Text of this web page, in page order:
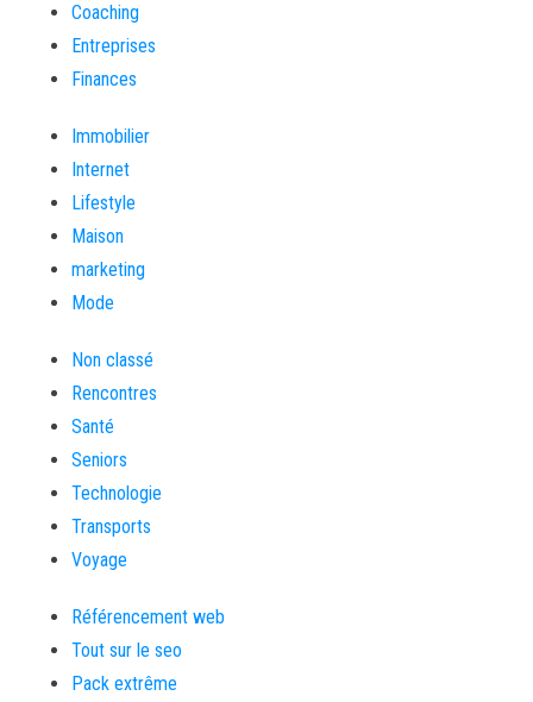
Coaching
Entreprises
Finances
Immobilier
Internet
Lifestyle
Maison
marketing
Mode
Non classé
Rencontres
Santé
Seniors
Technologie
Transports
Voyage
Référencement web
Tout sur le seo
Pack extrême